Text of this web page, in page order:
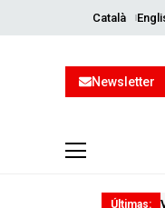
Català
Newsletter
Últimas: